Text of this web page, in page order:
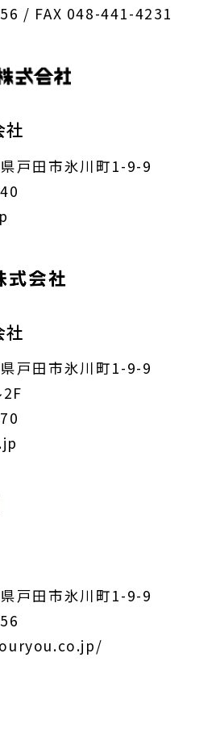
/ FAX 048-441-4231
社
戸田市氷川町1-9-9
社
戸田市氷川町1-9-9
戸田市氷川町1-9-9